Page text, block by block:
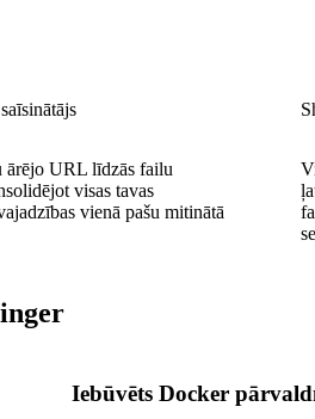
ārējo URL līdzās failu
visas tavas
vienā pašu mitinātā
Iebūvēts Docker